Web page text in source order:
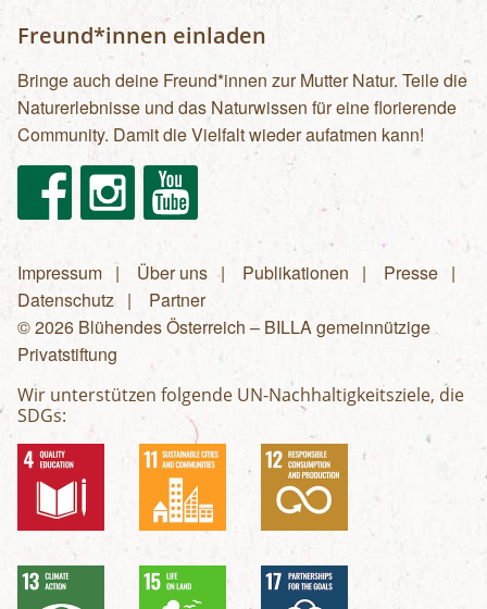
Freund*innen einladen
Bringe auch deine Freund*innen zur Mutter Natur. Teile die
Naturerlebnisse und das Naturwissen für eine florierende
Community. Damit die Vielfalt wieder aufatmen kann!
FacebookInstagram Youtube
Fußzeilenmenü
Impressum Über uns Publikationen
Presse
Datenschutz
Partner
© 2026 Blühendes Österreich – BILLA gemeinnützige
Privatstiftung
Wir unterstützen folgende UN-Nachhaltigkeitsziele, die
SDGs: